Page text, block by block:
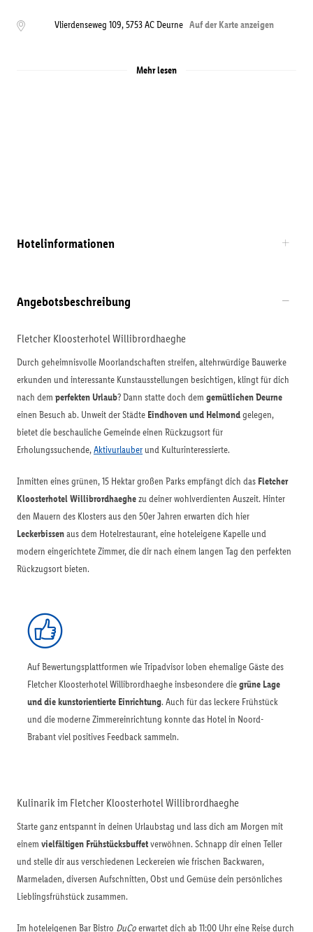
Vlierdenseweg 109,5753 AC Deurne Auf der Karte anzeigen
Mehr lesen
Hotelinformationen
Angebotsbeschreibung
Fletcher Kloosterhotel Willibrordhaeghe
Durch geheimnisvolle Moorlandschaften streifen, altehrwürdige Bauwerke
erkunden und interessante Kunstausstellungen besichtigen, klingt für dich
nach dem perfekten Urlaub? Dann statte doch dem gemütlichen Deurne
einen Besuch ab. Unweit der Städte Eindhoven und Helmondgelegen,
bietet die beschauliche Gemeinde einen Rückzugsort für
Erholungssuchende,Aktivurlauber und Kulturinteressierte.
Inmitten eines grünen, 15 Hektar großen Parks empfängt dich das Fletcher
Kloosterhotel Willibrordhaeghezu deiner wohlverdienten Auszeit. Hinter
den Mauern des Klosters aus den 50er Jahren erwarten dich hier
Leckerbissenaus dem Hotelrestaurant, eine hoteleigene Kapelle und
modern eingerichtete Zimmer, die dir nach einem langen Tag den perfekten
Rückzugsort bieten.
Auf Bewertungsplattformen wie Tripadvisor loben ehemalige Gäste des
Fletcher Kloosterhotel Willibrordhaeghe insbesondere diegrüne Lage
und die kunstorientierte Einrichtung. Auch für das leckere Frühstück
und die moderne Zimmereinrichtung konnte das Hotel in Noord-
Brabant viel positives Feedback sammeln.
Kulinarik im Fletcher Kloosterhotel Willibrordhaeghe
Starte ganz entspannt in deinen Urlaubstag und lass dich am Morgen mit
einem vielfältigen Frühstücksbuffetverwöhnen. Schnapp dir einen Teller
und stelle dir aus verschiedenen Leckereien wie frischen Backwaren,
Marmeladen, diversen Aufschnitten, Obst und Gemüse dein persönliches
Lieblingsfrühstück zusammen.
Im hoteleigenen Bar Bistro DuCoerwartet dich ab 11:00 Uhr eine Reise durch